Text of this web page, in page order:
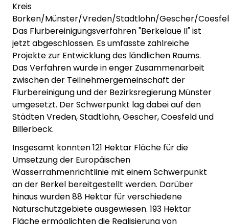
Kreis
Borken/Münster/Vreden/Stadtlohn/Gescher/
Das Flurbereinigungsverfahren "Berkelaue II" ist
jetzt abgeschlossen. Es umfasste zahlreiche
Projekte zur Entwicklung des ländlichen Raums.
Das Verfahren wurde in enger Zusammenarbeit
zwischen der Teilnehmergemeinschaft der
Flurbereinigung und der Bezirksregierung Münster
umgesetzt. Der Schwerpunkt lag dabei auf den
Städten Vreden, Stadtlohn, Gescher, Coesfeld und
Billerbeck.
Insgesamt konnten 121 Hektar Fläche für die
Umsetzung der Europäischen
Wasserrahmenrichtlinie mit einem Schwerpunkt
an der Berkel bereitgestellt werden. Darüber
hinaus wurden 88 Hektar für verschiedene
Naturschutzgebiete ausgewiesen. 193 Hektar
Fläche ermöglichten die Realisierung von